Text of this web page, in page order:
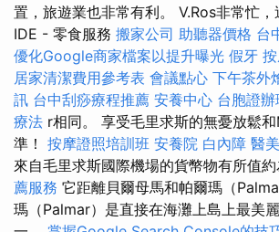
置，旅遊業也非常有利。 V.Ros非常忙
IDE - 零食服務 搬家公司 助聽器價格 台
優化Google商家檔案以提升曝光 假牙
居家清潔費用參考表 會議點心 下午茶外
訊 台中刮痧療程推薦 安養中心 台胞證
療法 r相同。 享受毛里求斯的無憂放鬆
準！ 按摩證照培訓班 安養院 白內障 醫
來自毛里求斯國際機場的貨幣物有所值約
薦服務 它距離貝爾母馬和帕爾瑪（
瑪（Palmar）是直接在海灘上島上最美